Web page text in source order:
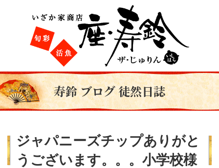
寿鈴 ブログ 徒然日誌
ジャパニーズチップありがと
うございます。。。小学校様